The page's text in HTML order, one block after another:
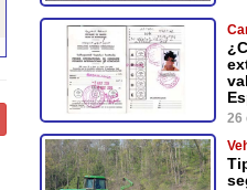
26